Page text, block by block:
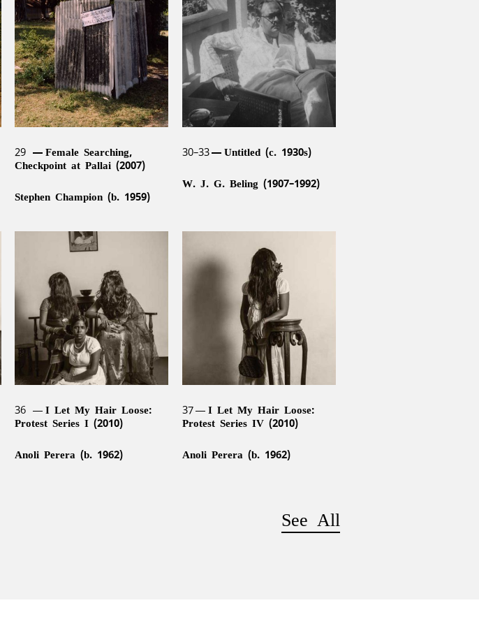
1988)
1988)
29
Female Searching,
Checkpoint at Pallai (2007)
Stephen Champion (b. 1959)
30–33 Untitled (c. 1930s)
W. J. G. Beling (1907–1992)
36
I Let My Hair Loose:
Protest Series I (2010)
Anoli Perera (b. 1962)
37
I Let My Hair Loose:
Protest Series IV (2010)
Anoli Perera (b. 1962)
See All